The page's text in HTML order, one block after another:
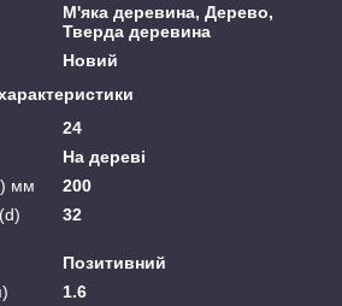
М'яка деревина, Дерево,
Тверда деревина
Новий
24
На дереві
мм
200
32
Позитивний
1.6